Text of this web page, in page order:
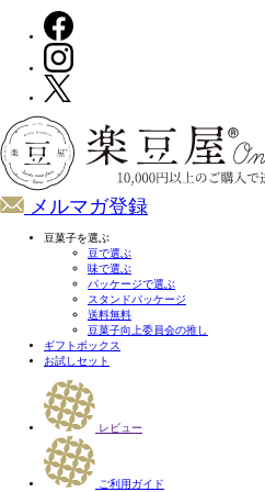
メルマガ登録
豆菓子を選ぶ
豆で選ぶ
味で選ぶ
パッケージで選ぶ
スタンドパッケージ
送料無料
豆菓子向上委員会の推し
ギフトボックス
お試しセット
レビュー
ご利用ガイド